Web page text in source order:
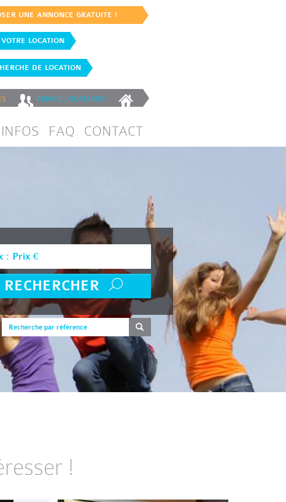
UNE ANNONCE GRATUITE !
LOCATION
DE LOCATION
ESPACE LOCATAIRES
INFOS FAQ CONTACT
RECHERCHER
!